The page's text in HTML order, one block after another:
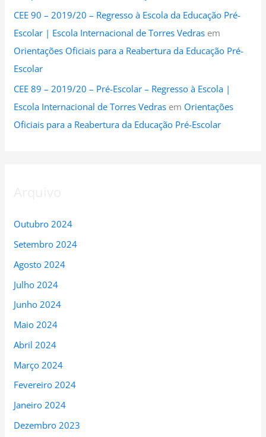
CEE 90 – 2019/20 – Regresso à Escola da Educação Pré-
Escolar | Escola Internacional de Torres Vedras em
Orientações Oficiais para a Reabertura da Educação Pré-
Escolar
CEE 89 – 2019/20 – Pré-Escolar – Regresso à Escola |
Escola Internacional de Torres Vedras em Orientações
Oficiais para a Reabertura da Educação Pré-Escolar
Outubro 2024
Setembro 2024
Agosto 2024
Julho 2024
Junho 2024
Maio 2024
Abril 2024
Março 2024
Fevereiro 2024
Janeiro 2024
Dezembro 2023